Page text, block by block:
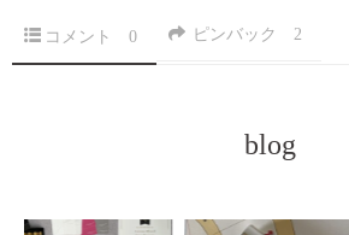
コメント 0 ピンバック 2
blog